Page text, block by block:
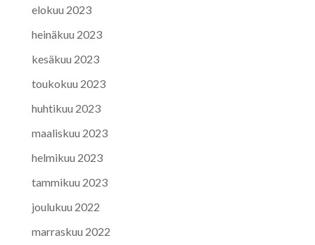
elokuu 2023
heinäkuu 2023
kesäkuu 2023
toukokuu 2023
huhtikuu 2023
maaliskuu 2023
helmikuu 2023
tammikuu 2023
joulukuu 2022
marraskuu 2022